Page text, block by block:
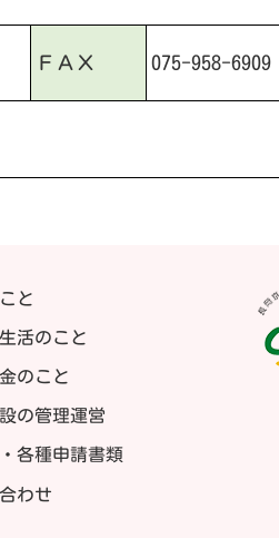
ＦＡＸ 075-958-6909
と
活のこと
のこと
の管理運営
各種申請書類
わせ